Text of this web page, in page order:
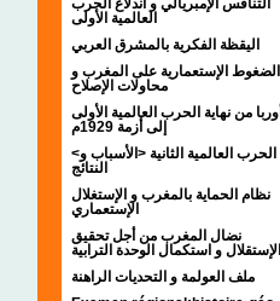
التنافس الإمبريالي و اندلاع الحرب
العالمية الأولى
اليقظة الفكرية بالمشرق العربي
الضغوط الإستعمارية على المغرب و
محاولات الإصلاح
أوربا من نهاية الحرب العالمية الأولى
إلى أزمة 1929م
<الحرب العالمية الثانية <الأسباب و
النتائج
نظام الحماية بالمغرب و الإستغلال
الإستعماري
نضال المغرب من أجل تحقيق
الإستقلال و استكمال الوحدة الترابية
ملف العولمة و التحديات الراهنة